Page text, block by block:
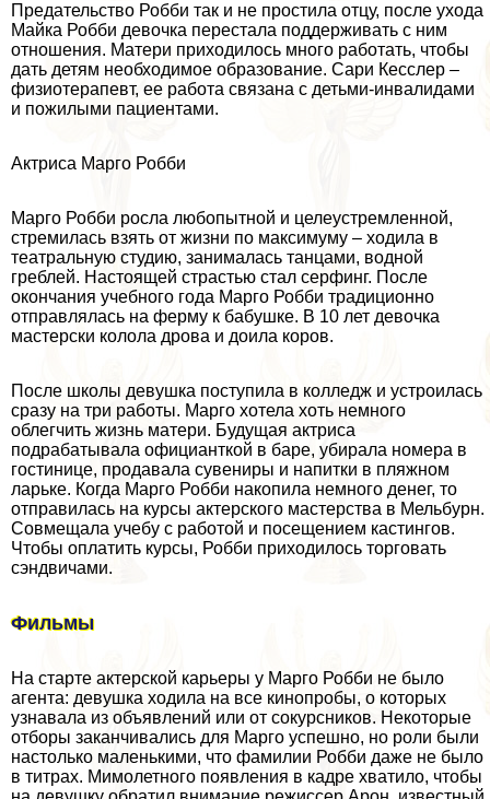
Предательство Робби так и не простила отцу, после ухода
Майка Робби дeвoчка перестала поддерживать с ним
отношения. Матери приходилось много работать, чтобы
дать детям необходимое образование. Сари Кесслер –
физиотерапевт, ее работа связана с детьми-инвалидами
и пожилыми пациентами.
Актриса Марго Робби
Марго Робби росла любопытной и целеустремленной,
стремилась взять от жизни по максимуму – ходила в
театральную студию, занималась танцами, водной
грeблей. Настоящей страстью стал серфинг. После
окончания учебного года Марго Робби традиционно
отправлялась на ферму к бабушке. В 10 лет дeвoчка
мастерски колола дрова и доила коров.
После школы дeвyшка поступила в колледж и устроилась
сразу на три работы. Марго хотела хоть немного
облегчить жизнь матери. Будущая актриса
подpaбатывала официанткой в баре, убирала номера в
гостинице, продавала сувениры и напитки в пляжном
ларьке. Когда Марго Робби накопила немного денег, то
отправилась на курсы актерского мастерства в Мельбурн.
Совмещала учебу с работой и посещением кастингов.
Чтобы оплатить курсы, Робби приходилось торговать
сэндвичами.
Фильмы
На старте актерской карьеры у Марго Робби не было
агента: дeвyшка ходила на все кинопробы, о которых
узнавала из объявлений или от сокурсников. Некоторые
отборы заканчивались для Марго успешно, но роли были
настолько маленькими, что фамилии Робби даже не было
в титрах. Мимолетного появления в кадре хватило, чтобы